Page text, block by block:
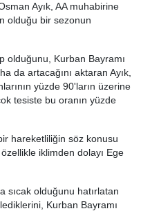
Ayık, AA muhabirine
olduğu bir sezonun
olduğunu, Kurban Bayramı
da artacağını aktaran Ayık,
yüzde 90'ların üzerine
tesiste bu oranın yüzde
hareketliliğin söz konusu
iklimden dolayı Ege
sıcak olduğunu hatırlatan
Kurban Bayramı